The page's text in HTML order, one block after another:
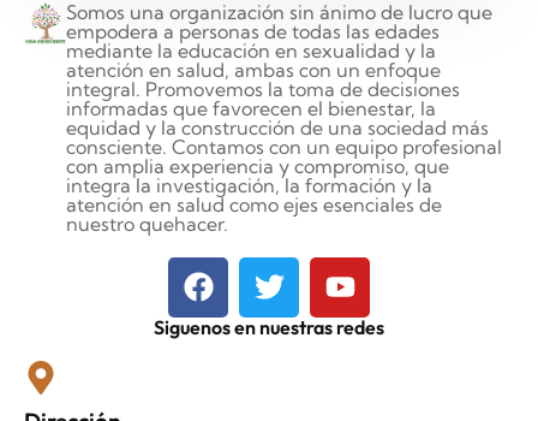
Somos una organización sin ánimo de lucro que
empodera a personas de todas las edades
mediante la educación en sexualidad y la
atención en salud, ambas con un enfoque
integral. Promovemos la toma de decisiones
informadas que favorecen el bienestar, la
equidad y la construcción de una sociedad más
consciente. Contamos con un equipo profesional
con amplia experiencia y compromiso, que
integra la investigación, la formación y la
atención en salud como ejes esenciales de
nuestro quehacer.
Siguenos en nuestras redes